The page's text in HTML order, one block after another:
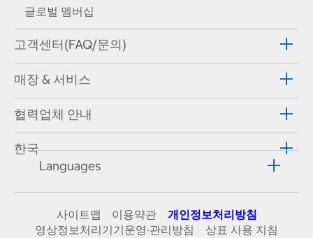
글로벌 멤버십
고객센터(FAQ/문의)
매장 & 서비스
협력업체 안내
한국
Languages
사이트맵 이용약관
개인정보처리방침
영상정보처리기기운영·관리방침
상표 사용 지침